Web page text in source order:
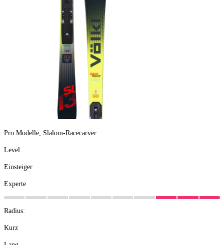
Pro Modelle, Slalom-Racecarver
Level:
Einsteiger
Experte
Radius:
Kurz